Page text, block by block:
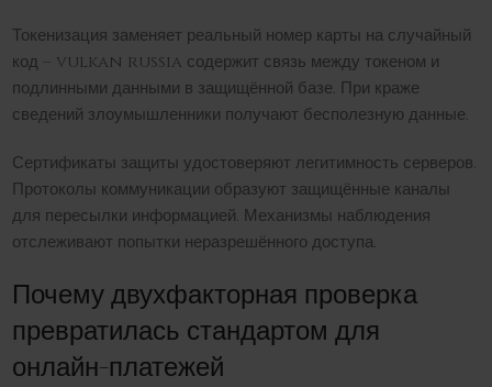
Токенизация заменяет реальный номер карты на случайный
код – vulkan russia содержит связь между токеном и
подлинными данными в защищённой базе. При краже
сведений злоумышленники получают бесполезную данные.
Сертификаты защиты удостоверяют легитимность серверов.
Протоколы коммуникации образуют защищённые каналы
для пересылки информацией. Механизмы наблюдения
отслеживают попытки неразрешённого доступа.
Почему двухфакторная проверка
превратилась стандартом для
онлайн-платежей